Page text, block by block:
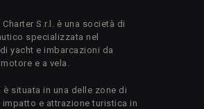
S.r.l. è una società di
specializzata nel
yacht e imbarcazioni da
e a vela.
è situata in una delle zone di
impatto e attrazione turistica in